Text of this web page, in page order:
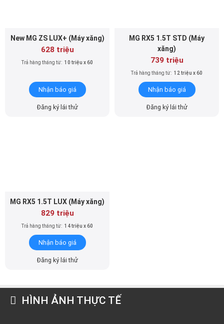
New MG ZS LUX+ (Máy xăng)
628 triệu
Trả hàng tháng từ: 10 triệu x 60
Nhận báo giá
Đăng ký lái thử
MG RX5 1.5T STD (Máy
xăng)
739 triệu
Trả hàng tháng từ: 12 triệu x 60
Nhận báo giá
Đăng ký lái thử
MG RX5 1.5T LUX (Máy xăng)
829 triệu
Trả hàng tháng từ: 14 triệu x 60
Nhận báo giá
Đăng ký lái thử
HÌNH ẢNH THỰC TẾ